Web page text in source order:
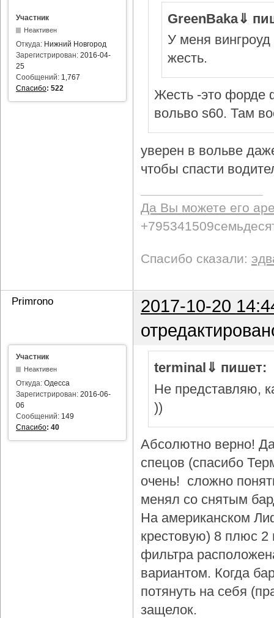
Участник
Неактивен
Откуда: Нижний Новгород
Зарегистрирован: 2016-04-
25
Сообщений: 1,767
Спасибо: 522
GreenBaka⇓
У меня вингроуд
жесть.
Жесть -это форде
вольво s60. Там
уверен в вольве
чтобы спасти
Да Вы можете его
Спасибо сказали:
Primrono
2017-10-20
Участник
Неактивен
Откуда: Одесса
Зарегистрирован: 2016-06-
06
Сообщений: 149
Спасибо: 40
terminal⇓ пишет:
Не представляю,
))
Абсолютно верно!
спецов (спасибо
очень! сложно
менял со снятым
На американском
крестовую) 8 плюс 2
фильтра
вариантом. Когда
потянуть на себя
защелок.